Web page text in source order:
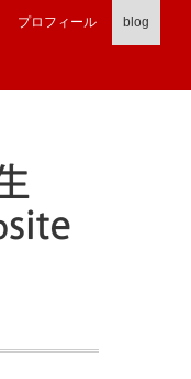
プロフィール blog